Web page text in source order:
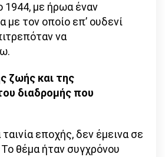
1944, με ήρωα έναν
με τον οποίο επ’ ουδενί
να
ζωής και της
διαδρομής που
εποχής, δεν έμεινα σε
θέμα ήταν συγχρόνου